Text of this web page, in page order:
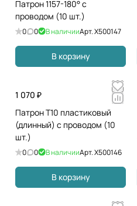
Патрон 1157-180° с
проводом (10 шт.)
0 0 В наличииАрт.X500147
В корзину
1 070 ₽
Патрон T10 пластиковый
(длинный) с проводом (10
шт.)
0 0 В наличииАрт.X500146
В корзину